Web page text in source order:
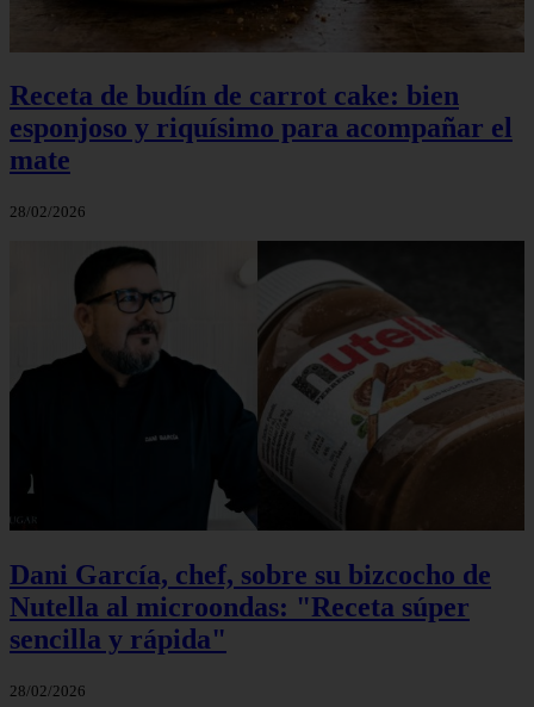
Receta de budín de carrot cake: bien
esponjoso y riquísimo para acompañar el
mate
28/02/2026
Dani García, chef, sobre su bizcocho de
Nutella al microondas: "Receta súper
sencilla y rápida"
28/02/2026